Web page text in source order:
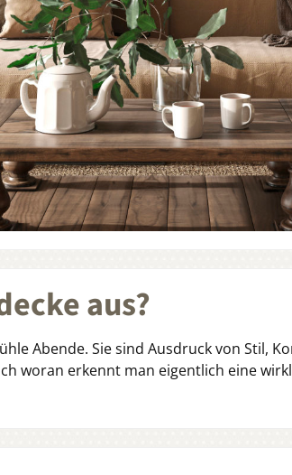
aus?
Abende. Sie sind Ausdruck von Stil,
woran erkennt man eigentlich eine